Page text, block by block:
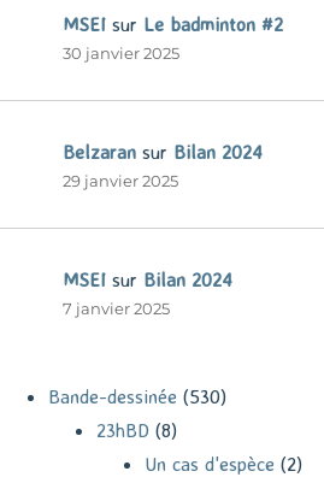
MSEI sur Le badminton #2
30 janvier 2025
Belzaran sur Bilan 2024
29 janvier 2025
MSEI sur Bilan 2024
7 janvier 2025
Bande-dessinée (530)
23hBD (8)
Un cas d'espèce (2)